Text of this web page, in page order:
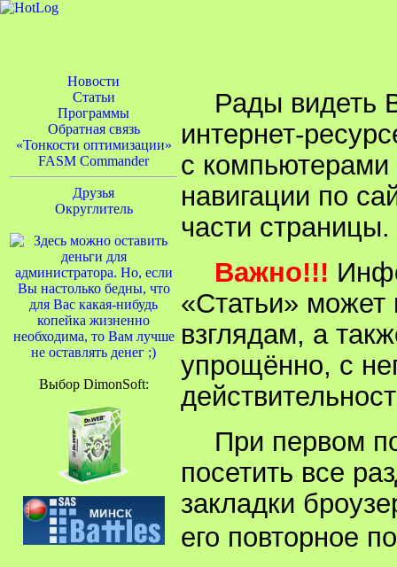
Новости
Статьи
Программы
Обратная связь
«Тонкости оптимизации»
FASM Commander
Друзья
Округлитель
Выбор DimonSoft:
Рады видеть
интернет-
с
навигации по
части страницы.
Важно!!!
«Статьи»
взглядам, а
упрощённо, с
При первом
посетить все
закладки
его повторное